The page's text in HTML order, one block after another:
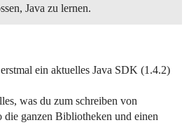
Java zu lernen.
ein aktuelles Java SDK (1.4.2)
was du zum schreiben von
die ganzen Bibliotheken und einen